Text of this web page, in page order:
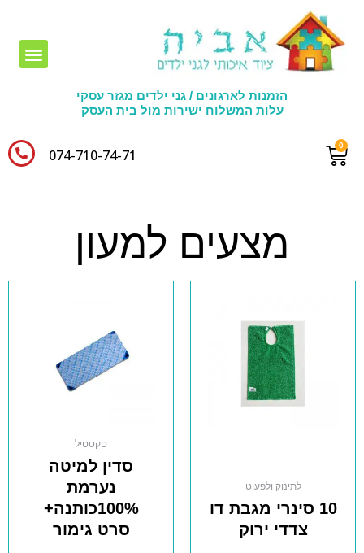
הזמנות לארגונים / גני ילדים מגזר עסקי
עלות המשלוח ישירות מול בית העסק
074-710-74-71​
מצעים למעון
לתינוק ולפעוט
10 סינרי מגבת דו
צדדי ירוק
טקסטיל
סדין למיטה
נערמת
100%כותנה+
סרט גימור